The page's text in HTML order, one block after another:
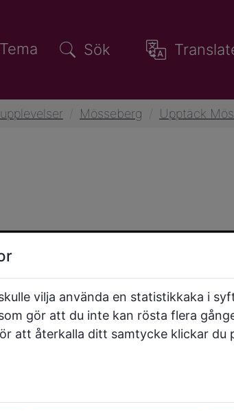
Tema Sök
Mösseberg Upptäck
på Mösseberg är
bor många djur, bland
grisar, dovhjortar,
höns. Fri entré!
vilja använda en statistikkaka i
gör att du inte kan rösta flera
att återkalla ditt samtycke klickar du